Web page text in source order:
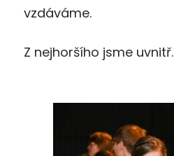
vzdáváme.
Z nejhoršího jsme uvnitř.